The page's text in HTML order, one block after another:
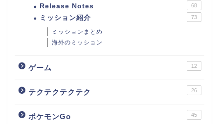
Release Notes 68
ミッション紹介 73
ミッションまとめ
海外のミッション
ゲーム 12
テクテクテクテク 26
ポケモンGo 45